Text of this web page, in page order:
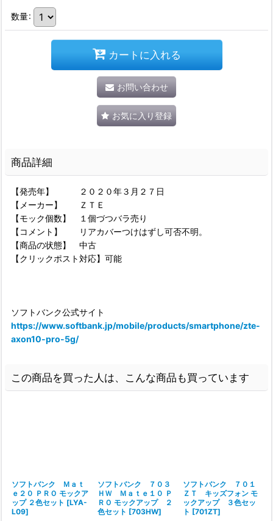
数量:
カートに入れる
お問い合わせ
お気に入り登録
商品詳細
【発売年】 ２０２０年３月２７日
【メーカー】 ＺＴＥ
【モック個数】 １個づつバラ売り
【コメント】 リアカバーつけはずし可否不明。
【商品の状態】 中古
【クリックポスト対応】可能
ソフトバンク公式サイト
https://www.softbank.jp/mobile/products/smartphone/zte-
axon10-pro-5g/
この商品を買った人は、こんな商品も買っています
ソフトバンク Ｍａｔ
ｅ２０ ＰＲＯ モックア
ップ ２色セット [LYA-
L09]
ソフトバンク ７０３
ＨＷ Ｍａｔｅ１０ Ｐ
ＲＯ モックアップ ２
色セット [703HW]
ソフトバンク ７０１
ＺＴ キッズフォン モ
ックアップ ３色セッ
ト [701ZT]